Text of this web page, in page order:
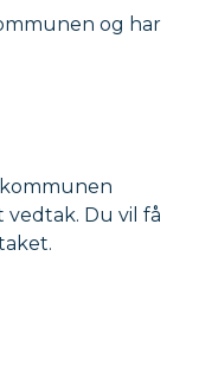
og har
Du vil få